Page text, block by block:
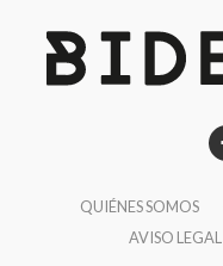
QUIÉNES SOMOS
AVISO LEGAL